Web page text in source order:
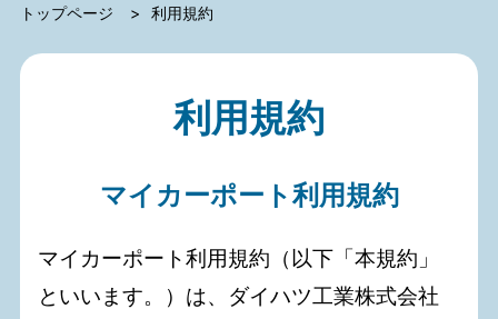
トップページ 利用規約
利用規約
マイカーポート利用規約
マイカーポート利用規約（以下「本規約」
といいます。）は、ダイハツ工業株式会社